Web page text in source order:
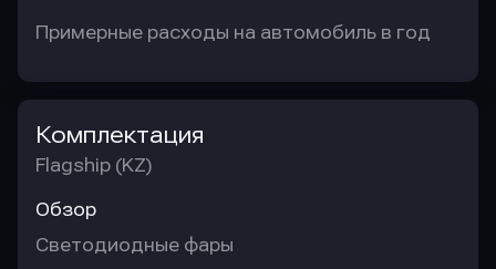
Примерные расходы на автомобиль в год
Комплектация
Flagship (KZ)
Обзор
Светодиодные фары